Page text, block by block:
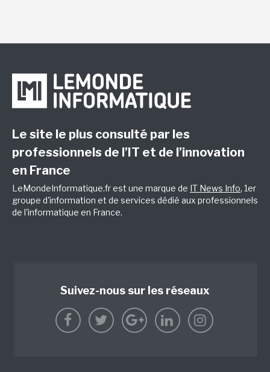
Le site le plus consulté par les
professionnels de l’IT et de l’innovation
en France
LeMondeInformatique.fr est une marque de IT News Info, 1er
groupe d'information et de services dédié aux professionnels
de l'informatique en France.
Suivez-nous sur les réseaux